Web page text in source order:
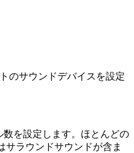
のサウンドデバイスを設定
を設定します。ほとんどの
ラウンドサウンドが含ま